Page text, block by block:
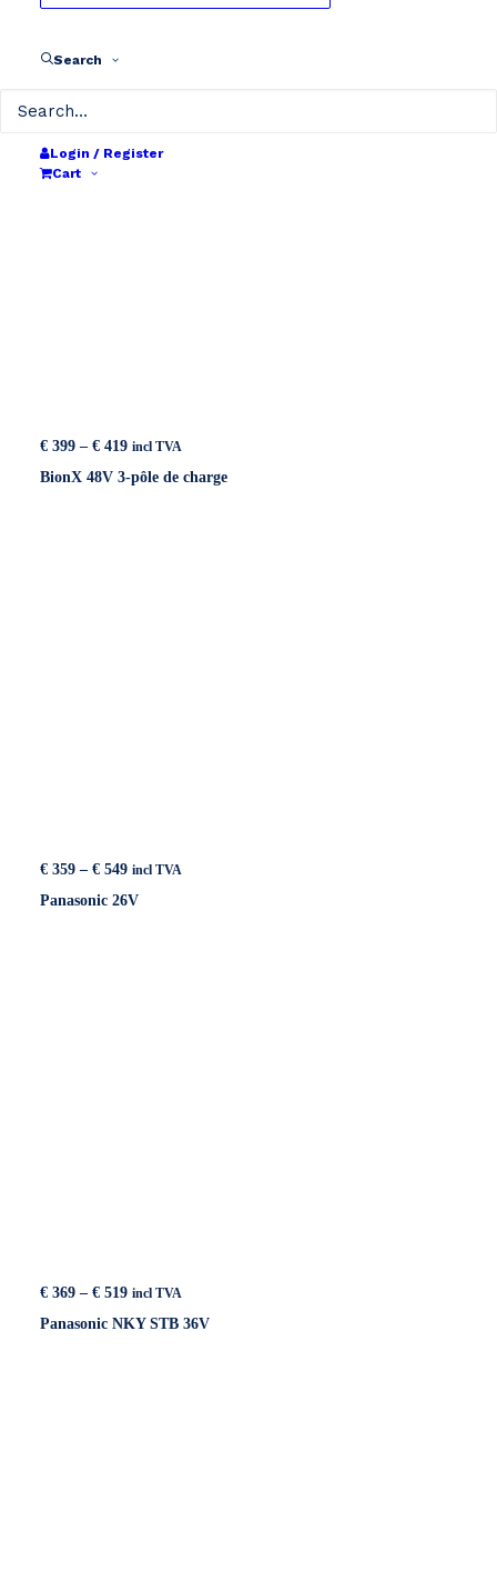
Search
Login / Register
Cart
€ 399 – € 419Price
€ 399
incl TVA
BionX 48V 3-pôle de charge
€ 359 – € 549Price
€ 359
incl TVA
Panasonic 26V
€ 369 – € 519Price
€ 369
incl TVA
Panasonic NKY STB 36V